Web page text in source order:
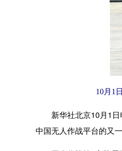
10月1
新华社北京10月1日
中国无人作战平台的又一